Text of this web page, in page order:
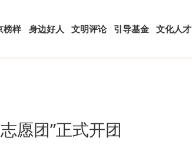
榜样 身边好人 文明评论 引导基金 文化人才
愿团”正式开团